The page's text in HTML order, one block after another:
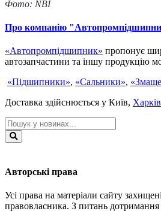
Фото: NBI
Про компанію
«Автопромпідшипник» пропонує
автозапчастини та іншу продукцію
«Підшипники», «Сальники»,
Доставка здійснюється у Київ, Харків
Type
your
searchSearch
Авторські права
Усі права на матеріали сайту
правовласника. З питань дотримання